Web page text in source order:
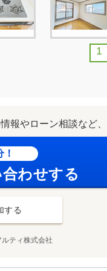
1
報やローン相談など、
わせする
する
ティ株式会社